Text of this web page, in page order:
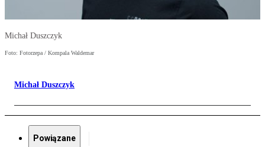
Michał Duszczyk
Foto: Fotorzepa / Kompala Waldemar
Michał Duszczyk
Powiązane